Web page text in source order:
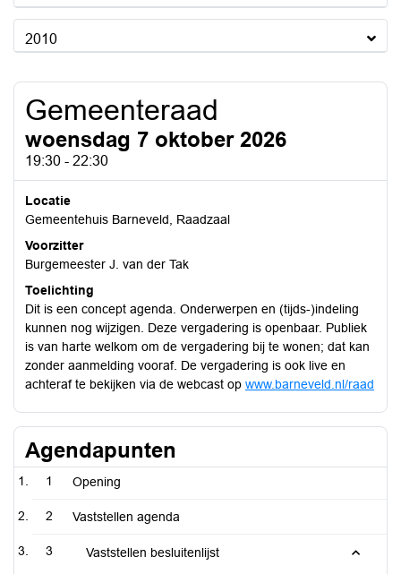
2010
Gemeenteraad
woensdag 7 oktober 2026
19:30 - 22:30
Locatie
Gemeentehuis Barneveld, Raadzaal
Voorzitter
Burgemeester J. van der Tak
Toelichting
Dit is een concept agenda. Onderwerpen en (tijds-)indeling
kunnen nog wijzigen. Deze vergadering is openbaar. Publiek
is van harte welkom om de vergadering bij te wonen; dat kan
zonder aanmelding vooraf. De vergadering is ook live en
achteraf te bekijken via de webcast op www.barneveld.nl/raad
Agendapunten
1 Opening
2 Vaststellen agenda
3 Vaststellen besluitenlijst